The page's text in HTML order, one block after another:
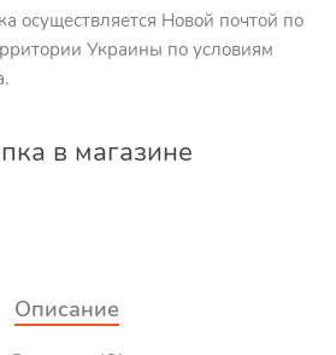
осуществляется Новой почтой по
Украины по условиям
в магазине
Описание